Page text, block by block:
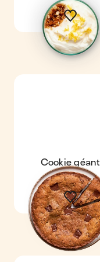
Cookie géant